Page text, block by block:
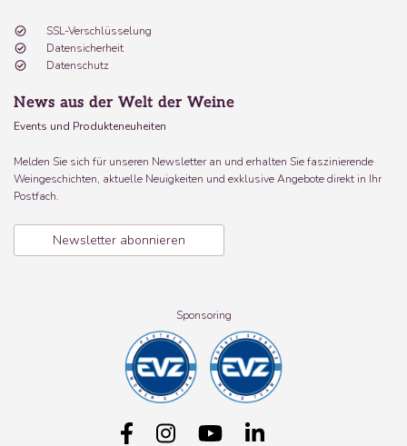
SSL-Verschlüsselung
Datensicherheit
Datenschutz
News aus der Welt der Weine
Events und Produkteneuheiten
Melden Sie sich für unseren Newsletter an und erhalten Sie faszinierende
Weingeschichten, aktuelle Neuigkeiten und exklusive Angebote direkt in Ihr
Postfach.
Newsletter abonnieren
Sponsoring